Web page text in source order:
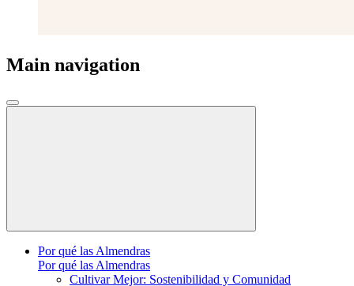
Main navigation
Por qué las Almendras
Por qué las Almendras
Cultivar Mejor: Sostenibilidad y Comunidad